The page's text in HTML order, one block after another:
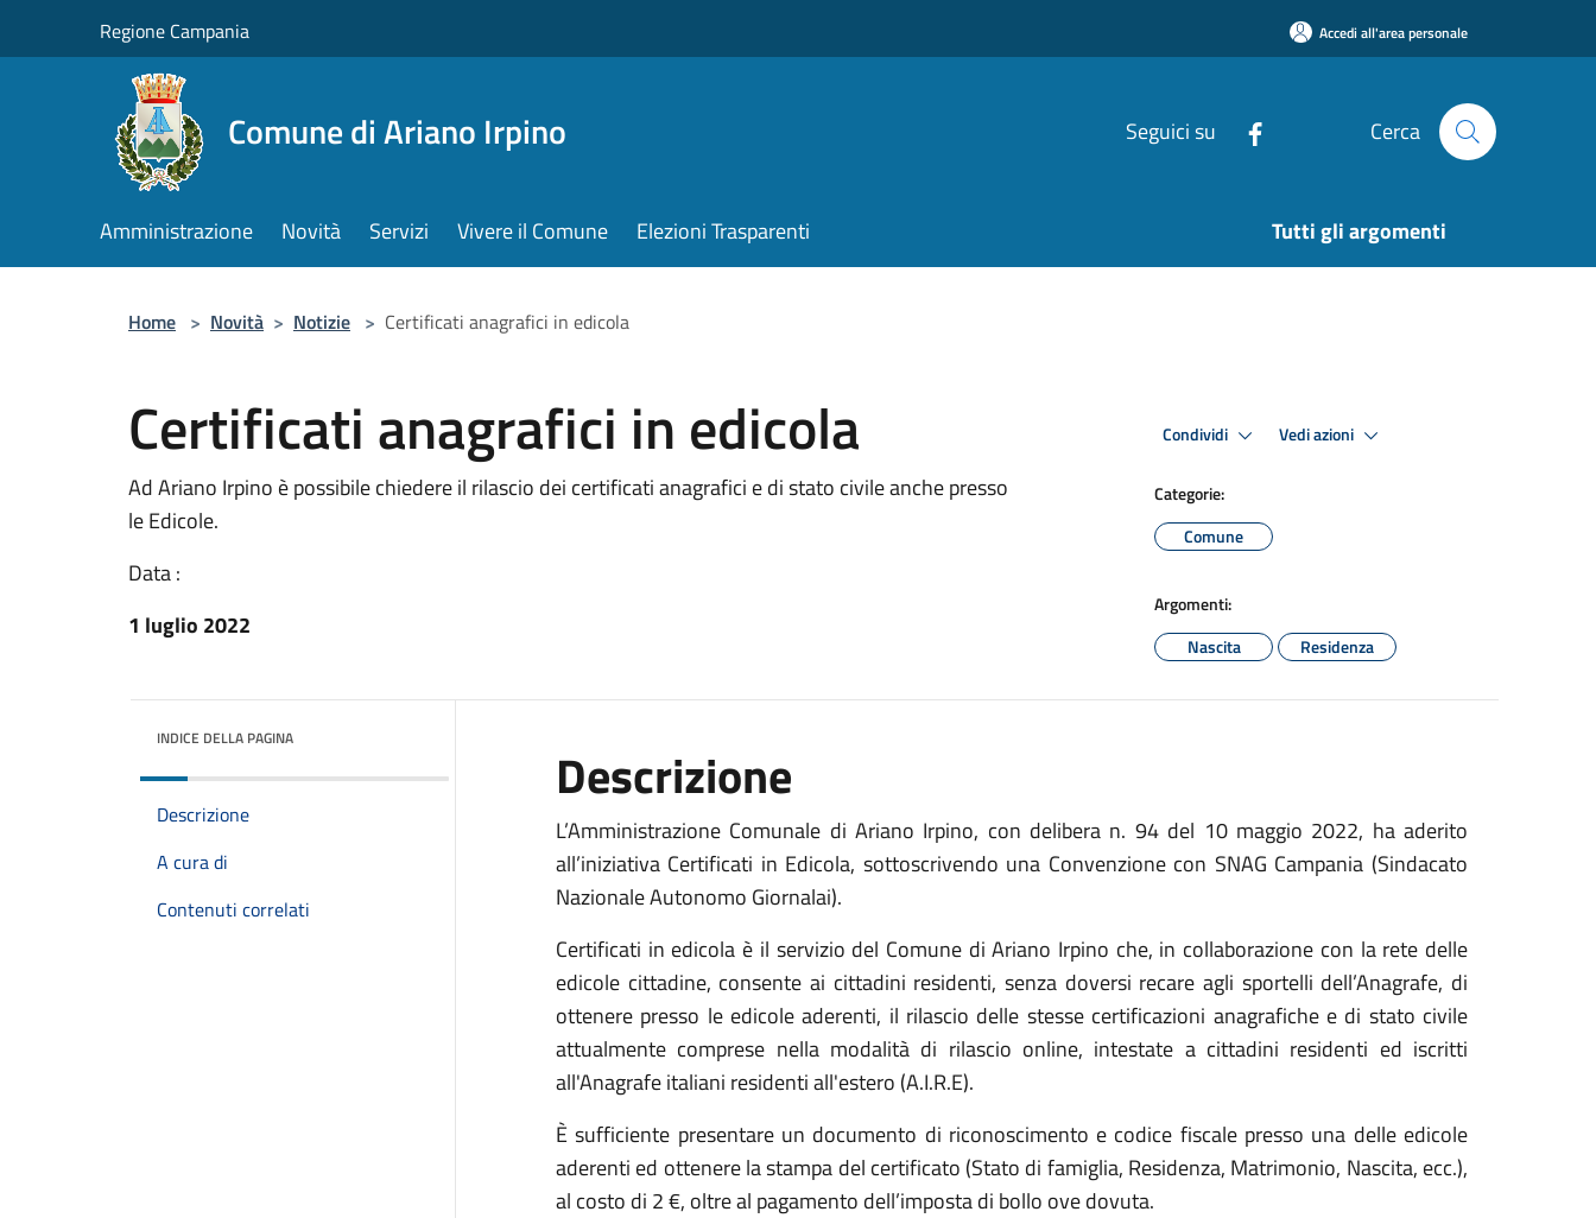
Regione Campania Accedi all'area personale
Comune di Ariano Irpino Seguici su Cerca
Amministrazione Novità Servizi Vivere il Comune Elezioni Trasparenti Tutti gli argomenti
Home > Novità > Notizie > Certificati anagrafici in edicola
Certificati anagrafici in edicola
Ad Ariano Irpino è possibile chiedere il rilascio dei certificati anagrafici e di stato civile anche presso
le Edicole.
Data :
1 luglio 2022
Condividi Vedi azioni
Categorie:
Comune
Argomenti:
Nascita
Residenza
INDICE DELLA PAGINA
Descrizione
A cura di
Contenuti correlati
Descrizione
L’Amministrazione Comunale di Ariano Irpino, con delibera n. 94 del 10 maggio 2022, ha aderito
all’iniziativa Certificati in Edicola, sottoscrivendo una Convenzione con SNAG Campania (Sindacato
Nazionale Autonomo Giornalai).
Certificati in edicola è il servizio del Comune di Ariano Irpino che, in collaborazione con la rete delle
edicole cittadine, consente ai cittadini residenti, senza doversi recare agli sportelli dell’Anagrafe, di
ottenere presso le edicole aderenti, il rilascio delle stesse certificazioni anagrafiche e di stato civile
attualmente comprese nella modalità di rilascio online, intestate a cittadini residenti ed iscritti
all'Anagrafe italiani residenti all'estero (A.I.R.E).
È sufficiente presentare un documento di riconoscimento e codice fiscale presso una delle edicole
aderenti ed ottenere la stampa del certificato (Stato di famiglia, Residenza, Matrimonio, Nascita, ecc.),
al costo di 2 €, oltre al pagamento dell’imposta di bollo ove dovuta.